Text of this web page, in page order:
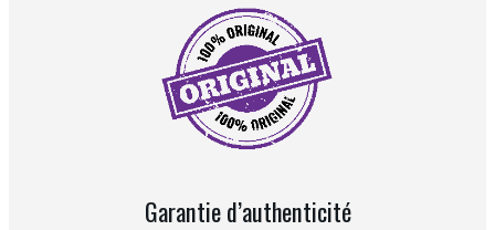
Garantie d’authenticité